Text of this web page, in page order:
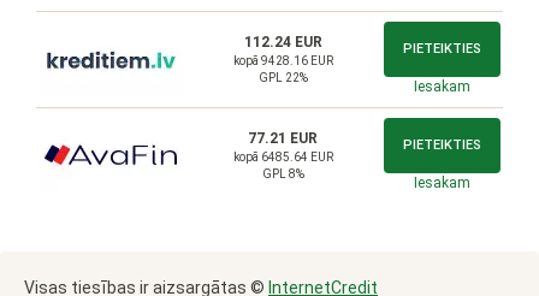
112.24 EUR
kopā 9428.16 EUR
GPL 22%
PIETEIKTIES
Iesakam
77.21 EUR
kopā 6485.64 EUR
GPL 8%
PIETEIKTIES
Iesakam
Visas tiesības ir aizsargātas © InternetCredit